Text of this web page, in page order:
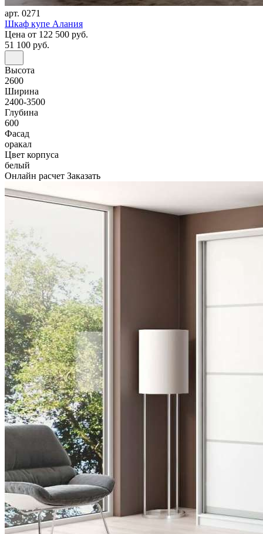
арт. 0271
Шкаф купе Алания
Цена от 122 500 руб.
51 100 руб.
Высота
2600
Ширина
2400-3500
Глубина
600
Фасад
оракал
Цвет корпуса
белый
Онлайн расчет Заказать